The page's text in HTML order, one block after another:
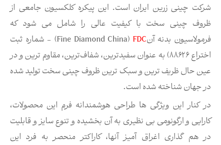
شركت چینی زرین ایران است. این پیکره کلکسیون جامعی از
ظروف چینی سخت با کیفیت عالی را شامل می شود که
فرمولاسیون بدنه آنFDC
(Fine Diamond China) - شماره ثبت
اختراع ۸۸۶۲۶) به عنوان سفیدترین، شفاف‌ترین، مقاوم ترین و در
عین حال ظریف ترین و سبک ترین ظروف چینی سخت تولید شده
در جهان شناخته شده است.
در کنار این ویژگی ها طراحی هوشمندانه فرم این محصولات،
کارایی و ارگونومی بی نظیری به آن بخشیده و تنوع سایز و قابلیت
در هم گذاری اغراق آمیز آنها، کاراکتر منحصر به فرد این